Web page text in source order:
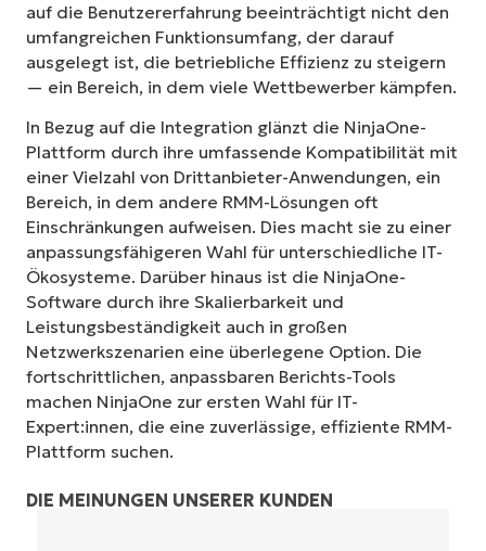
auf die Benutzererfahrung beeinträchtigt nicht den
umfangreichen Funktionsumfang, der darauf
ausgelegt ist, die betriebliche Effizienz zu steigern
— ein Bereich, in dem viele Wettbewerber kämpfen.
In Bezug auf die Integration glänzt die NinjaOne-
Plattform durch ihre umfassende Kompatibilität mit
einer Vielzahl von Drittanbieter-Anwendungen, ein
Bereich, in dem andere RMM-Lösungen oft
Einschränkungen aufweisen. Dies macht sie zu einer
anpassungsfähigeren Wahl für unterschiedliche IT-
Ökosysteme. Darüber hinaus ist die NinjaOne-
Software durch ihre Skalierbarkeit und
Leistungsbeständigkeit auch in großen
Netzwerkszenarien eine überlegene Option. Die
fortschrittlichen, anpassbaren Berichts-Tools
machen NinjaOne zur ersten Wahl für IT-
Expert:innen, die eine zuverlässige, effiziente RMM-
Plattform suchen.
DIE MEINUNGEN UNSERER KUNDEN